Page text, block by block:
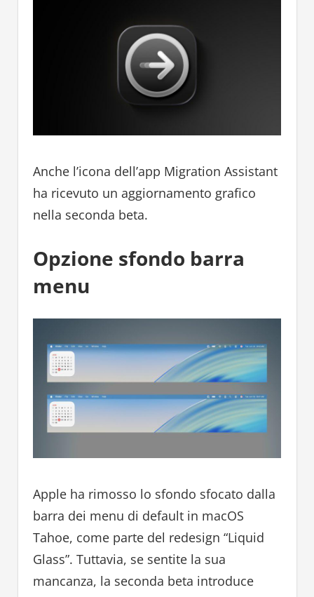
Anche l’icona dell’app Migration Assistant
ha ricevuto un aggiornamento grafico
nella seconda beta.
Opzione sfondo barra
menu
Apple ha rimosso lo sfondo sfocato dalla
barra dei menu di default in macOS
Tahoe, come parte del redesign “Liquid
Glass”. Tuttavia, se sentite la sua
mancanza, la seconda beta introduce